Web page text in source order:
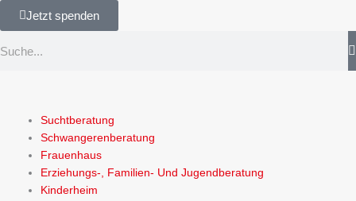
springen
Zum
Jetzt spenden
Suchtberatung
Schwangerenberatung
Frauenhaus
Erziehungs-, Familien- Und Jugendberatung
Kinderheim